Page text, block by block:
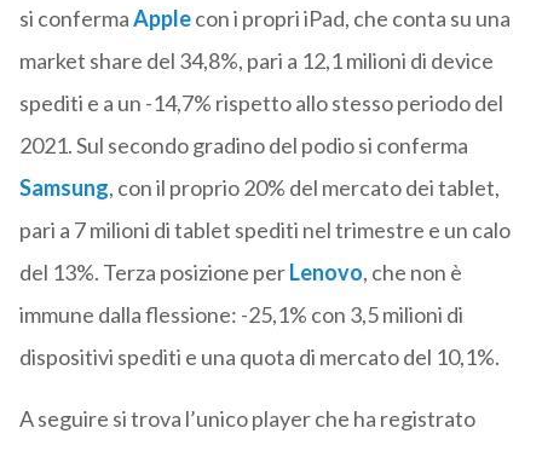
si confermaApplecon i propri iPad, che conta su una
market share del 34,8%, pari a 12,1 milioni di device
spediti e a un -14,7% rispetto allo stesso periodo del
2021. Sul secondo gradino del podio si conferma
Samsung, con il proprio 20% del mercato dei tablet,
pari a 7 milioni di tablet spediti nel trimestre e un calo
del 13%. Terza posizione perLenovo, che non è
immune dalla flessione: -25,1% con 3,5 milioni di
dispositivi spediti e una quota di mercato del 10,1%.
A seguire si trova l’unico player che ha registrato